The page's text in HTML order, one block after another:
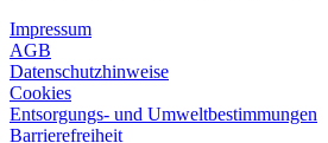
Impressum
AGB
Datenschutzhinweise
Cookies
Entsorgungs- und Umweltbestimmungen
Barrierefreiheit